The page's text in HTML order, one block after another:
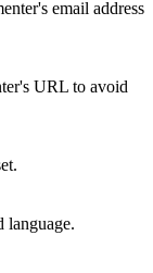
email address
URL to avoid
language.